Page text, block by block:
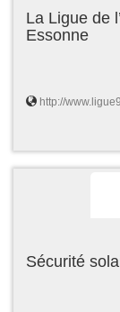
La Ligue de
Essonne
http://
Sécurité